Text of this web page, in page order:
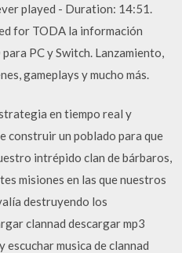
played - Duration: 14:51.
for TODA la información
PC y Switch. Lanzamiento,
gameplays y mucho más.
en tiempo real y
construir un poblado para que
intrépido clan de bárbaros,
misiones en las que nuestros
destruyendo los
clannad descargar mp3
musica de clannad